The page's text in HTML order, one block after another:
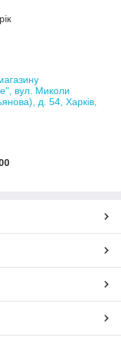
вул. Миколи
д. 54, Харків,